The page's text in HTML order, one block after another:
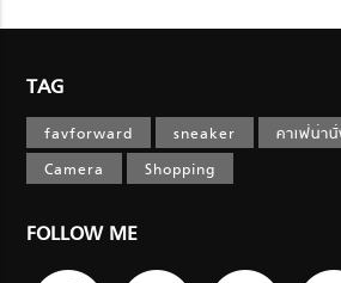
TAG
favforward sneaker คาเฟ่น่า
Camera
Shopping
FOLLOW ME